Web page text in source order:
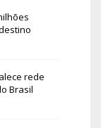
rede
Brasil